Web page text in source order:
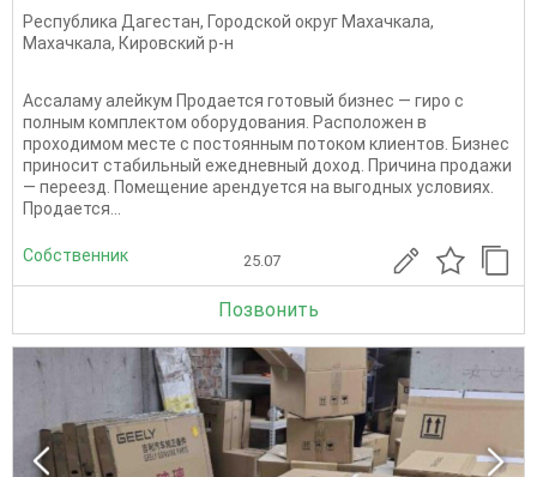
Республика Дагестан, Городской округ Махачкала,
Махачкала, Кировский р-н
Ассаламу алейкум Продается готовый бизнес — гиро с
полным комплектом оборудования. Расположен в
проходимом месте с постоянным потоком клиентов. Бизнес
приносит стабильный ежедневный доход. Причина продажи
— переезд. Помещение арендуется на выгодных условиях.
Продается...
Собственник 25.07
Позвонить